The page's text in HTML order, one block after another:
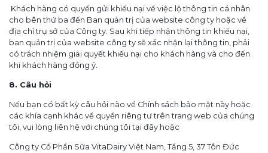
Khách hàng có quyền gửi khiếu nại về việc lộ thông tin cá nhân
cho bên thứ ba đến Ban quản trị của website công ty hoặc về
địa chỉ trụ sở của Công ty. Sau khi tiếp nhận thông tin khiếu nại,
ban quản trị của website công ty sẽ xác nhận lại thông tin, phải
có trách nhiệm giải quyết khiếu nại cho khách hàng và cho đến
khi khách hàng đồng ý.
8. Câu hỏi
Nếu bạn có bất kỳ câu hỏi nào về Chính sách bảo mật này hoặc
các khía cạnh khác về quyền riêng tư trên trang web của chúng
tôi, vui lòng liên hệ với chúng tôi tại đây hoặc
Công ty Cổ Phần Sữa VitaDairy Việt Nam, Tầng 5, 37 Tôn Đức